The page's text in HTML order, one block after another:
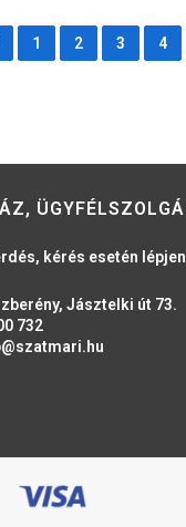
1 2 3 4
kérés esetén
Jásztelki út 73.
732